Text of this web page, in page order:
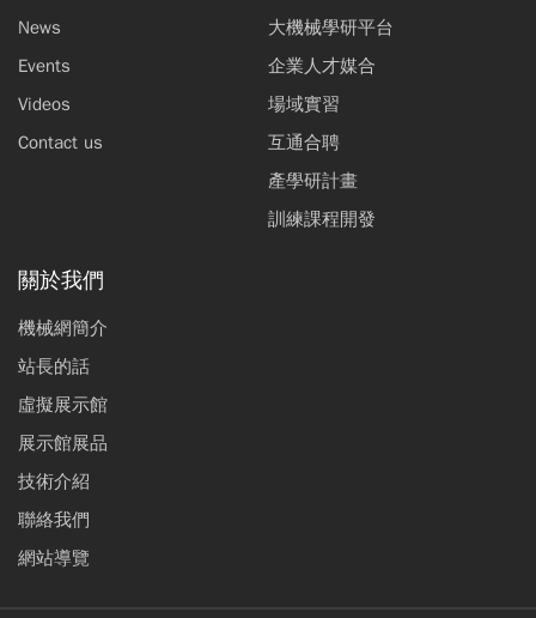
News
Events
Videos
Contact us
大機械學研平台
企業人才媒合
場域實習
互通合聘
產學研計畫
訓練課程開發
關於我們
機械網簡介
站長的話
虛擬展示館
展示館展品
技術介紹
聯絡我們
網站導覽